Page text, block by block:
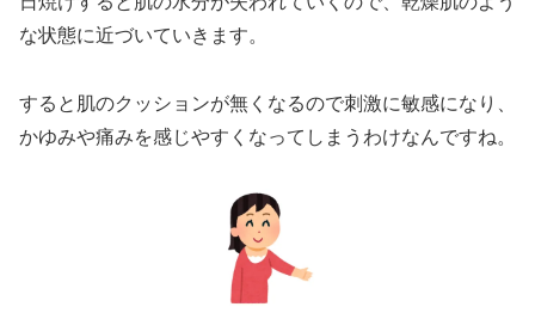
な状態に近づいていきます。
すると肌のクッションが無くなるので刺激に敏感になり、
かゆみや痛みを感じやすくなってしまうわけなんですね。